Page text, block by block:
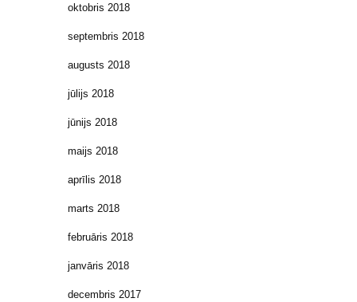
oktobris 2018
septembris 2018
augusts 2018
jūlijs 2018
jūnijs 2018
maijs 2018
aprīlis 2018
marts 2018
februāris 2018
janvāris 2018
decembris 2017